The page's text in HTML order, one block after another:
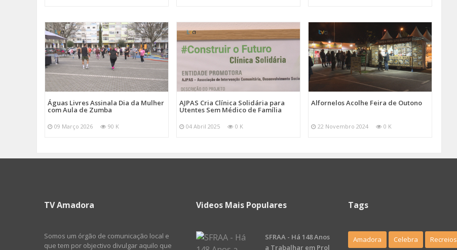
Águas Livres Assinala Dia da Mulher
com Aula de Zumba
09 Março 2026 90 K
AJPAS Cria Clínica Solidária para
Utentes Sem Médico de Família
04 Abril 2025 0 K
Alfornelos Acolhe Feira de Outono
22 Novembro 2024 0 K
TV Amadora
Somos um órgão de comunicação local e
que tem por objectivo divulgar aquilo que
Videos Mais Populares
SFRAA - Há 148 Anos
a Trabalhar em Prol
Tags
Amadora Celebra Recreios